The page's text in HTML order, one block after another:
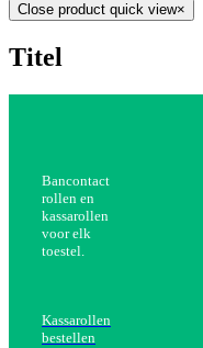
Close product quick view×
Titel
Bancontact
rollen en
kassarollen
voor elk
toestel.
Kassarollen
bestellen